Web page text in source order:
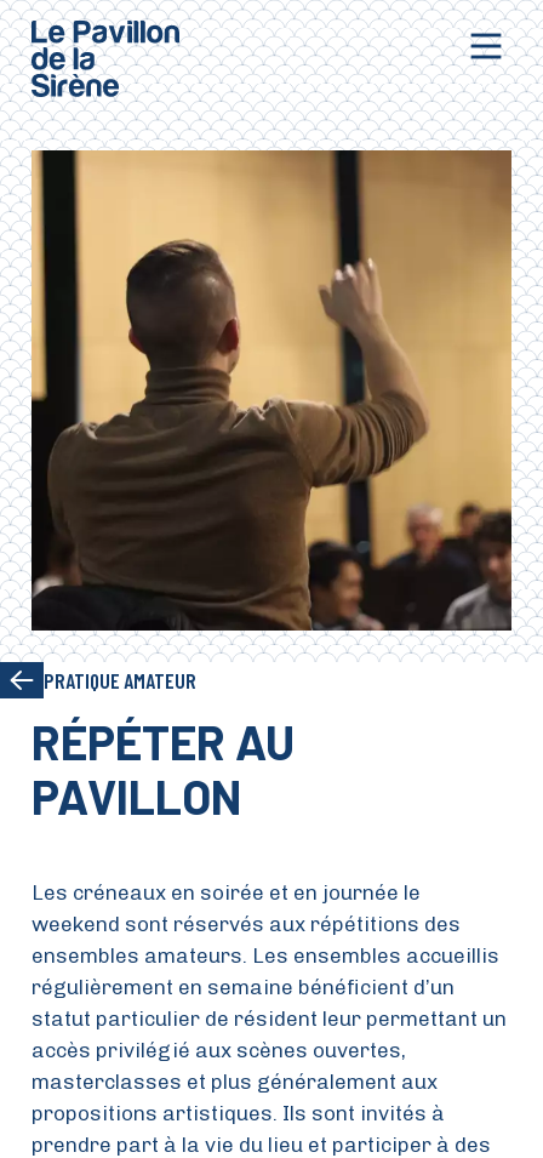
Aller au contenu principal
PRATIQUE AMATEUR
RÉPÉTER AU
PAVILLON
Les créneaux en soirée et en journée le
weekend sont réservés aux répétitions des
ensembles amateurs. Les ensembles accueillis
régulièrement en semaine bénéficient d’un
statut particulier de résident leur permettant un
accès privilégié aux scènes ouvertes,
masterclasses et plus généralement aux
propositions artistiques. Ils sont invités à
prendre part à la vie du lieu et participer à des